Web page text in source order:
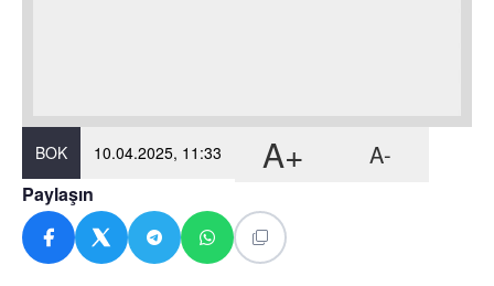
BOK 10.04.2025, 11:33 A+ A-
Paylaşın